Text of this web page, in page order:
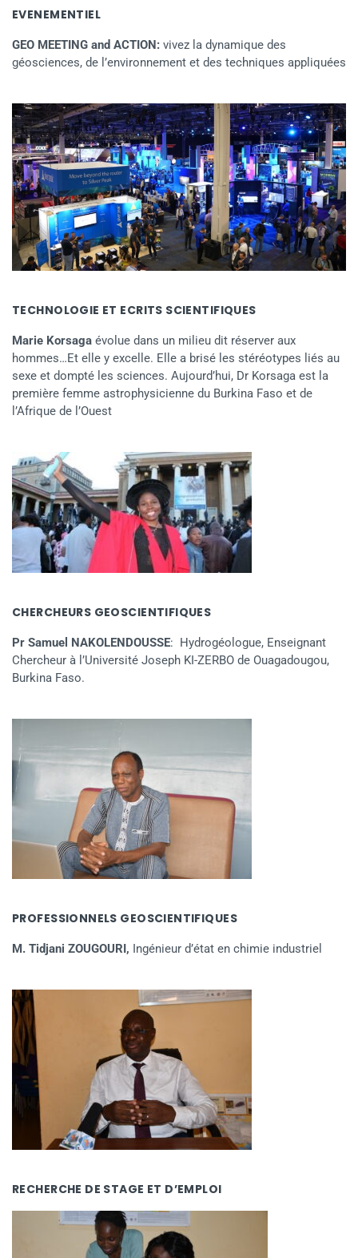
EVENEMENTIEL
GEO MEETING and ACTION: vivez la dynamique des
géosciences, de l’environnement et des techniques appliquées
TECHNOLOGIE ET ECRITS SCIENTIFIQUES
Marie Korsaga évolue dans un milieu dit réserver aux
hommes…Et elle y excelle. Elle a brisé les stéréotypes liés au
sexe et dompté les sciences. Aujourd’hui, Dr Korsaga est la
première femme astrophysicienne du Burkina Faso et de
l’Afrique de l’Ouest
CHERCHEURS GEOSCIENTIFIQUES
Pr Samuel NAKOLENDOUSSE: Hydrogéologue, Enseignant
Chercheur à l’Université Joseph KI-ZERBO de Ouagadougou,
Burkina Faso.
PROFESSIONNELS GEOSCIENTIFIQUES
M. Tidjani ZOUGOURI, Ingénieur d’état en chimie industriel
RECHERCHE DE STAGE ET D’EMPLOI